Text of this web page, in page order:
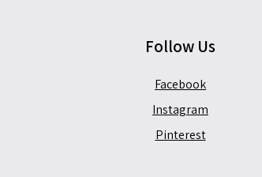
Follow Us
Facebook
Instagram
Pinterest